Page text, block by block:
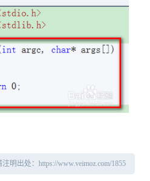
明出处：https://www.veimoz.com/1855